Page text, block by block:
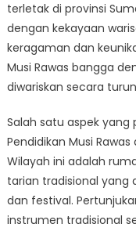
terletak di provinsi
dengan kekayaan
keragaman dan
Musi Rawas bangga
diwariskan secara
Salah satu aspek
Pendidikan Musi
Wilayah ini adalah
tarian tradisional yang
dan festival.
instrumen tradisional